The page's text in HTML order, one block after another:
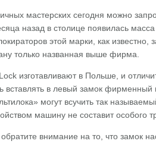
мастерских сегодня можно
назад в столице появилась
этой марки, как известно,
только названная выше фирма.
изготавливают в Польше, и
вставлять в левый замок
могут всучить так
машину не составит особого
внимание на то, что замок